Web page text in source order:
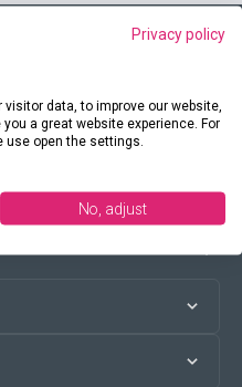
Privacy policy
data, to improve our website,
a great website experience. For
open the settings.
No, adjust